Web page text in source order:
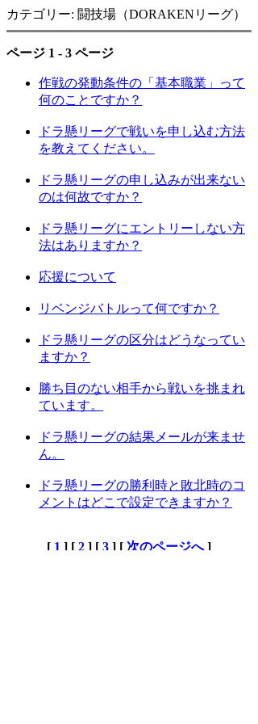
カテゴリー: 闘技場（DORAKENリーグ）
ページ 1 - 3 ページ
作戦の発動条件の「基本職業」って
何のことですか？
ドラ懸リーグで戦いを申し込む方法
を教えてください。
ドラ懸リーグの申し込みが出来ない
のは何故ですか？
ドラ懸リーグにエントリーしない方
法はありますか？
応援について
リベンジバトルって何ですか？
ドラ懸リーグの区分はどうなってい
ますか？
勝ち目のない相手から戦いを挑まれ
ています。
ドラ懸リーグの結果メールが来ませ
ん。
ドラ懸リーグの勝利時と敗北時のコ
メントはどこで設定できますか？
[ 1 ] [ 2 ] [ 3 ] [ 次のページへ]